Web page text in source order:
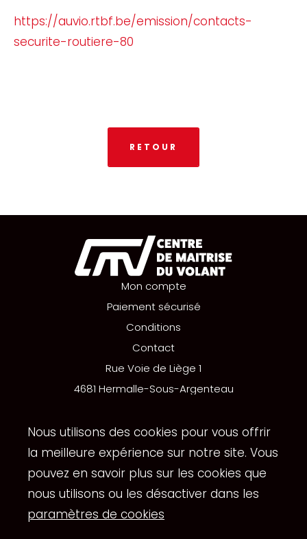
https://auvio.rtbf.be/emission/contacts-
securite-routiere-80
RETOUR
Mon compte
Paiement sécurisé
Conditions
Contact
Rue Voie de Liège 1
4681 Hermalle-Sous-Argenteau
info@cmvolant.be
Copyright
© Centre de maitrise du volant. Tous droits
reservés | Vie privée|Conditions d'utilisation
Réalisation du site Internet par
Nous utilisons des cookies pour vous offrir
la meilleure expérience sur notre site. Vous
pouvez en savoir plus sur les cookies que
nous utilisons ou les désactiver dans les
paramètres de cookies